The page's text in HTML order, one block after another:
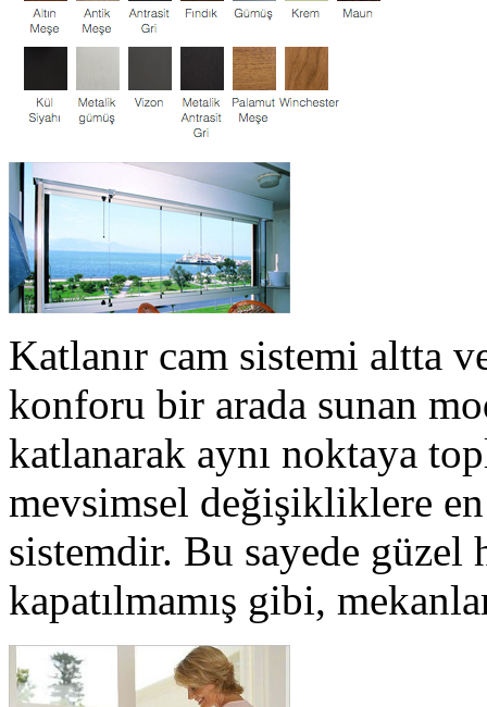
Katlanır cam sistemi altta
konforu bir arada sunan
katlanarak aynı noktaya
mevsimsel değişikliklere
sistemdir. Bu sayede güzel
kapatılmamış gibi,